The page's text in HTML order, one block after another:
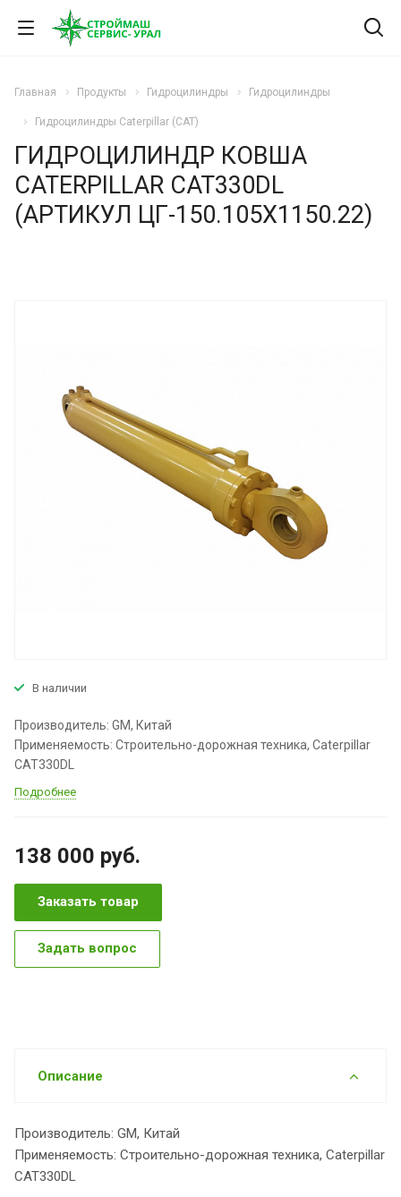
Главная Продукты Гидроцилиндры Гидроцилиндры
Гидроцилиндры Caterpillar (CAT)
ГИДРОЦИЛИНДР КОВША
CATERPILLAR CAT330DL
(АРТИКУЛ ЦГ-150.105Х1150.22)
В наличии
Производитель: GM, Китай
Применяемость: Строительно-дорожная техника, Caterpillar
CAT330DL
Подробнее
138 000 руб.
Заказать товар
Задать вопрос
Описание
Производитель: GM, Китай
Применяемость: Строительно-дорожная техника, Caterpillar
CAT330DL